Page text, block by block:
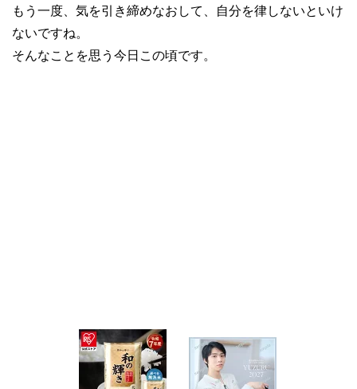
もう一度、気を引き締めなおして、自分を律しないといけ
ないですね。
そんなことを思う今日この頃です。